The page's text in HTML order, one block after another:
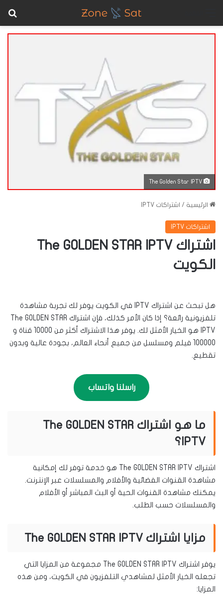
الرئيسية / اشتراكات IPTV
اشتراكات IPTV
اشتراك The GOLDEN STAR IPTV
الكويت
هل تبحث عن اشتراك IPTV في الكويت يوفر لك تجربة مشاهدة
تلفزيونية رائعة؟ إذا كان الأمر كذلك، فإن اشتراك The GOLDEN STAR
IPTV هو الخيار الأمثل لك. يوفر هذا الاشتراك أكثر من 10000 قناة و
100000 فيلم ومسلسل من جميع أنحاء العالم، بجودة عالية وبدون
تقطيع.
راسلنا واتساب
ما هو اشتراك The GOLDEN STAR
IPTV؟
اشتراك The GOLDEN STAR IPTV هو خدمة توفر لك إمكانية
مشاهدة القنوات الفضائية والأفلام والمسلسلات عبر الإنترنت.
يمكنك مشاهدة القنوات الحية أو البث المباشر أو الأفلام
والمسلسلات حسب الطلب.
مزايا اشتراك The GOLDEN STAR IPTV
يوفر اشتراك The GOLDEN STAR IPTV مجموعة من المزايا التي
تجعله الخيار الأمثل لمشاهدي التلفزيون في الكويت، ومن هذه
المزايا: